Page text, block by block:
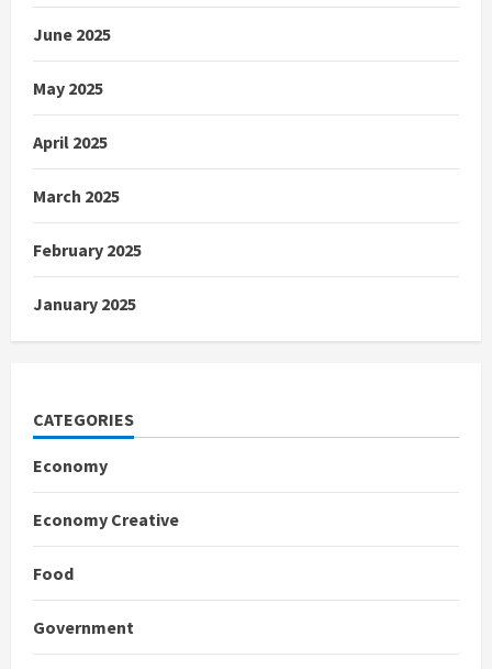
June 2025
May 2025
April 2025
March 2025
February 2025
January 2025
CATEGORIES
Economy
Economy Creative
Food
Government